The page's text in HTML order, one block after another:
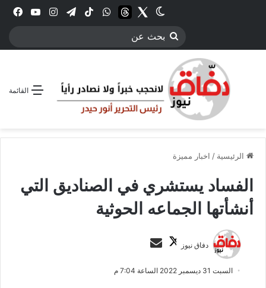
انستقرامتيلقرام‫TikTokواتسابthreadsTwitter
الوضع المظلم
بحث
القائمة
الرئيسية / اخبار مميزة
الفساد يستشري في الصناديق التي
أنشأتها الجماعه الحوثية
دفاق نيوز
ت
ب
س
السبت 31 ديسمبر 2022 الساعة 7:04 م